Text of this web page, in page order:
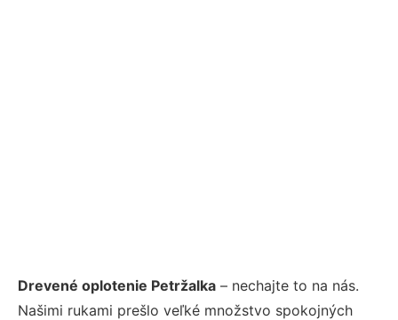
Drevené oplotenie Petržalka – nechajte to na nás.
Našimi rukami prešlo veľké množstvo spokojných